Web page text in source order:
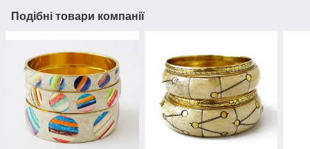
Подібні товари компанії